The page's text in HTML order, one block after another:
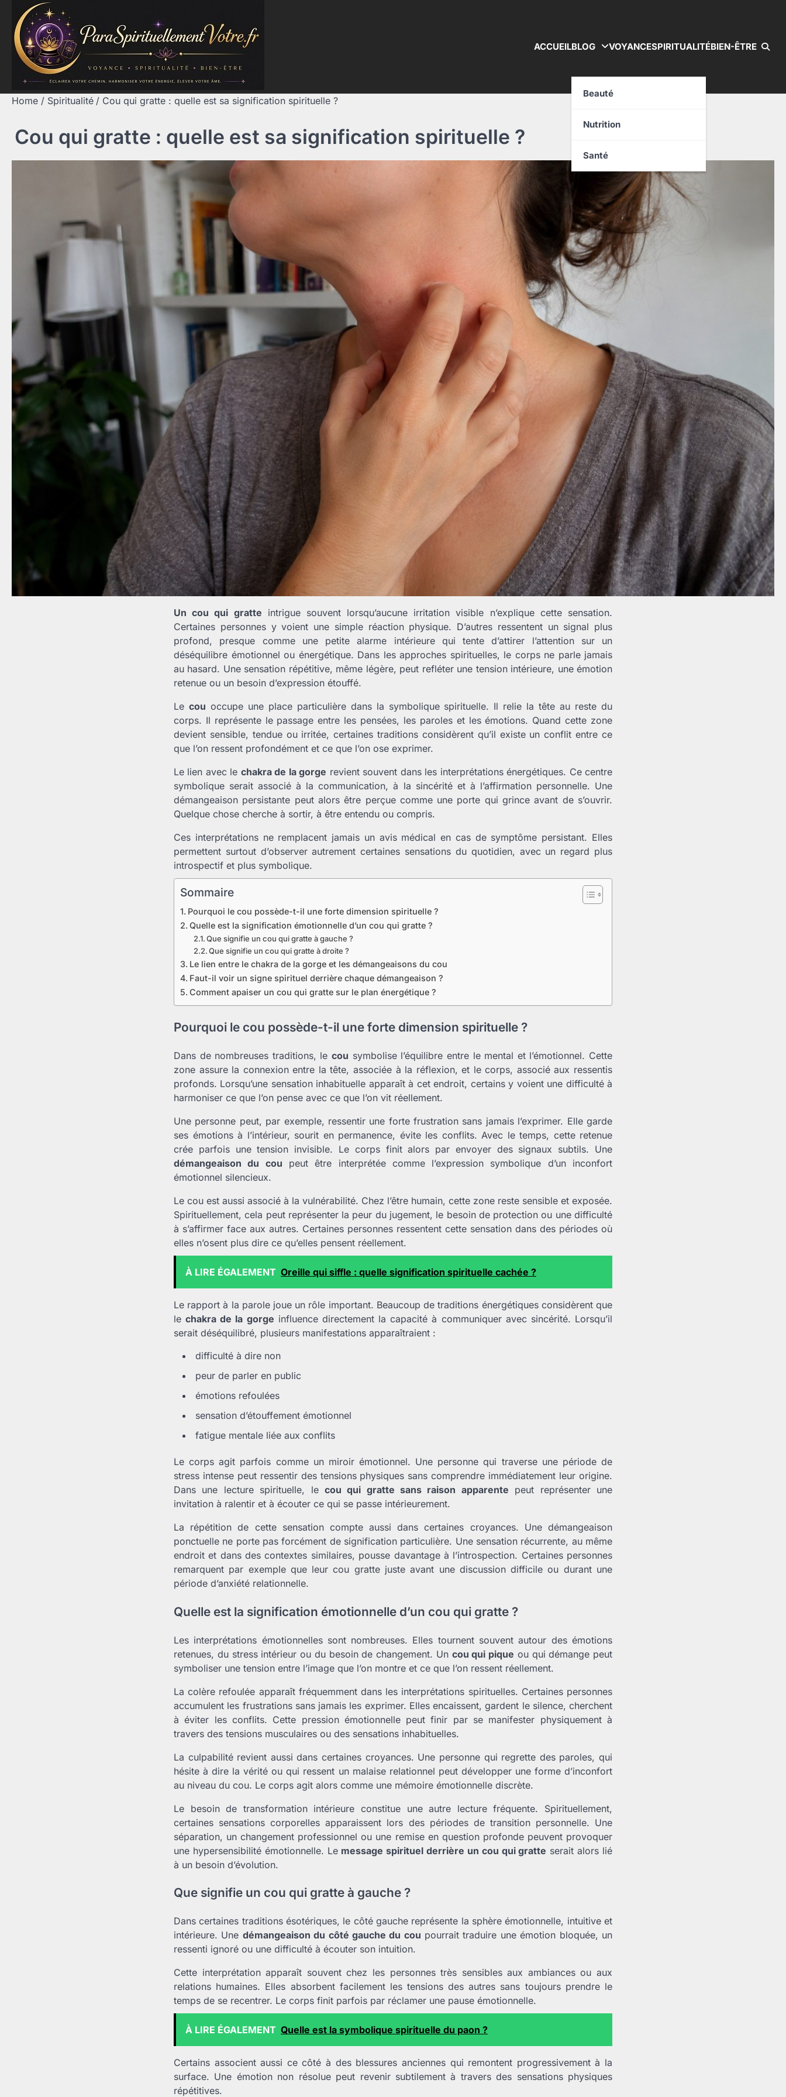
content
ACCUEILBLOG
Beauté
Nutrition
Santé
VOYANCESPIRITUALITÉBIEN-ÊTRE
Home Spiritualité Cou qui gratte : quelle est sa signification spirituelle ?
Cou qui gratte : quelle est sa signification spirituelle ?
Un cou qui gratte intrigue souvent lorsqu’aucune irritation visible n’explique cette sensation.
Certaines personnes y voient une simple réaction physique. D’autres ressentent un signal plus
profond, presque comme une petite alarme intérieure qui tente d’attirer l’attention sur un
déséquilibre émotionnel ou énergétique. Dans les approches spirituelles, le corps ne parle jamais
au hasard. Une sensation répétitive, même légère, peut refléter une tension intérieure, une émotion
retenue ou un besoin d’expression étouffé.
Le cou occupe une place particulière dans la symbolique spirituelle. Il relie la tête au reste du
corps. Il représente le passage entre les pensées, les paroles et les émotions. Quand cette zone
devient sensible, tendue ou irritée, certaines traditions considèrent qu’il existe un conflit entre ce
que l’on ressent profondément et ce que l’on ose exprimer.
Le lien avec le chakra de la gorge revient souvent dans les interprétations énergétiques. Ce centre
symbolique serait associé à la communication, à la sincérité et à l’affirmation personnelle. Une
démangeaison persistante peut alors être perçue comme une porte qui grince avant de s’ouvrir.
Quelque chose cherche à sortir, à être entendu ou compris.
Ces interprétations ne remplacent jamais un avis médical en cas de symptôme persistant. Elles
permettent surtout d’observer autrement certaines sensations du quotidien, avec un regard plus
introspectif et plus symbolique.
Sommaire
Pourquoi le cou possède-t-il une forte dimension spirituelle ?
Quelle est la signification émotionnelle d’un cou qui gratte ?
Que signifie un cou qui gratte à gauche ?
Que signifie un cou qui gratte à droite ?
Le lien entre le chakra de la gorge et les démangeaisons du cou
Faut-il voir un signe spirituel derrière chaque démangeaison ?
Comment apaiser un cou qui gratte sur le plan énergétique ?
Pourquoi le cou possède-t-il une forte dimension spirituelle ?
Dans de nombreuses traditions, lecou symbolise l’équilibre entre le mental et l’émotionnel. Cette
zone assure la connexion entre la tête, associée à la réflexion, et le corps, associé aux ressentis
profonds. Lorsqu’une sensation inhabituelle apparaît à cet endroit, certains y voient une difficulté à
harmoniser ce que l’on pense avec ce que l’on vit réellement.
Une personne peut, par exemple, ressentir une forte frustration sans jamais l’exprimer. Elle garde
ses émotions à l’intérieur, sourit en permanence, évite les conflits. Avec le temps, cette retenue
crée parfois une tension invisible. Le corps finit alors par envoyer des signaux subtils. Une
démangeaison du cou peut être interprétée comme l’expression symbolique d’un inconfort
émotionnel silencieux.
Le cou est aussi associé à la vulnérabilité. Chez l’être humain, cette zone reste sensible et exposée.
Spirituellement, cela peut représenter la peur du jugement, le besoin de protection ou une difficulté
à s’affirmer face aux autres. Certaines personnes ressentent cette sensation dans des périodes où
elles n’osent plus dire ce qu’elles pensent réellement.
À LIRE ÉGALEMENT Oreille qui siffle : quelle signification spirituelle cachée ?
Le rapport à la parole joue un rôle important. Beaucoup de traditions énergétiques considèrent que
lechakra de la gorge influence directement la capacité à communiquer avec sincérité. Lorsqu’il
serait déséquilibré, plusieurs manifestations apparaîtraient :
difficulté à dire non
peur de parler en public
émotions refoulées
sensation d’étouffement émotionnel
fatigue mentale liée aux conflits
Le corps agit parfois comme un miroir émotionnel. Une personne qui traverse une période de
stress intense peut ressentir des tensions physiques sans comprendre immédiatement leur origine.
Dans une lecture spirituelle, le cou qui gratte sans raison apparente peut représenter une
invitation à ralentir et à écouter ce qui se passe intérieurement.
La répétition de cette sensation compte aussi dans certaines croyances. Une démangeaison
ponctuelle ne porte pas forcément de signification particulière. Une sensation récurrente, au même
endroit et dans des contextes similaires, pousse davantage à l’introspection. Certaines personnes
remarquent par exemple que leur cou gratte juste avant une discussion difficile ou durant une
période d’anxiété relationnelle.
Quelle est la signification émotionnelle d’un cou qui gratte ?
Les interprétations émotionnelles sont nombreuses. Elles tournent souvent autour des émotions
retenues, du stress intérieur ou du besoin de changement. Un cou qui pique ou qui démange peut
symboliser une tension entre l’image que l’on montre et ce que l’on ressent réellement.
La colère refoulée apparaît fréquemment dans les interprétations spirituelles. Certaines personnes
accumulent les frustrations sans jamais les exprimer. Elles encaissent, gardent le silence, cherchent
à éviter les conflits. Cette pression émotionnelle peut finir par se manifester physiquement à
travers des tensions musculaires ou des sensations inhabituelles.
La culpabilité revient aussi dans certaines croyances. Une personne qui regrette des paroles, qui
hésite à dire la vérité ou qui ressent un malaise relationnel peut développer une forme d’inconfort
au niveau du cou. Le corps agit alors comme une mémoire émotionnelle discrète.
Le besoin de transformation intérieure constitue une autre lecture fréquente. Spirituellement,
certaines sensations corporelles apparaissent lors des périodes de transition personnelle. Une
séparation, un changement professionnel ou une remise en question profonde peuvent provoquer
une hypersensibilité émotionnelle. Le message spirituel derrière un cou qui gratte serait alors lié
à un besoin d’évolution.
Que signifie un cou qui gratte à gauche ?
Dans certaines traditions ésotériques, le côté gauche représente la sphère émotionnelle, intuitive et
intérieure. Une démangeaison du côté gauche du cou pourrait traduire une émotion bloquée, un
ressenti ignoré ou une difficulté à écouter son intuition.
Cette interprétation apparaît souvent chez les personnes très sensibles aux ambiances ou aux
relations humaines. Elles absorbent facilement les tensions des autres sans toujours prendre le
temps de se recentrer. Le corps finit parfois par réclamer une pause émotionnelle.
À LIRE ÉGALEMENT Quelle est la symbolique spirituelle du paon ?
Certains associent aussi ce côté à des blessures anciennes qui remontent progressivement à la
surface. Une émotion non résolue peut revenir subtilement à travers des sensations physiques
répétitives.